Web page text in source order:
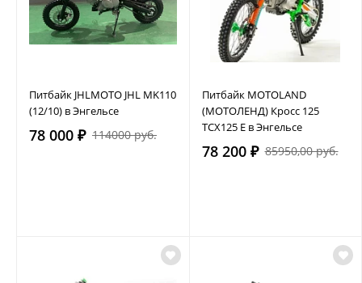
Питбайк JHLMOTO JHL MK110
(12/10) в Энгельсе
78 000 ₽ 114000 руб.
Питбайк MOTOLAND
(МОТОЛЕНД) Кросс 125
TCX125 E в Энгельсе
78 200 ₽ 85950,00 руб.